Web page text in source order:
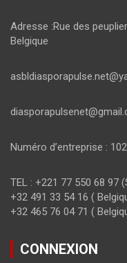
Adresse :Rue des
Belgique
Numéro d’entreprise :
TEL : +221 77 550 68 97
+32 491 33 54 16 (
+32 465 76 04 71 (
CONNEXION